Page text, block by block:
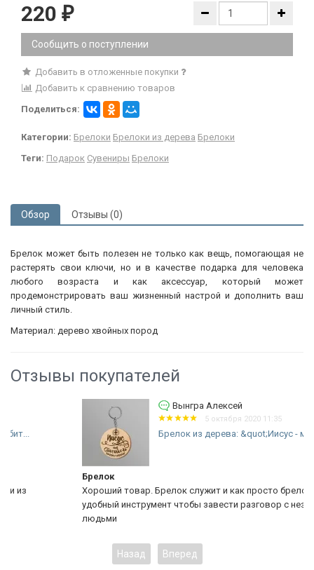
220 ₽
Сообщить о поступлении
Добавить в отложенные покупки
Добавить к сравнению товаров
Поделиться:
Категории: Брелоки Брелоки из дерева Брелоки
Теги: Подарок Сувениры Брелоки
Обзор Отзывы (0)
Брелок может быть полезен не только как вещь, помогающая не
растерять свои ключи, но и в качестве подарка для человека
любого возраста и как аксессуар, который может
продемонстрировать ваш жизненный настрой и дополнить ваш
личный стиль.
Материал: дерево хвойных пород
Отзывы покупателей
Вынгра Алексей
5 октября 2020 11:35
Брелок из дерева: &quot;Иисус - мой...
Хороший товар. Брелок служит и как просто брелок и как
удобный инструмент чтобы завести разговор с незнакомыми
Назад Вперед